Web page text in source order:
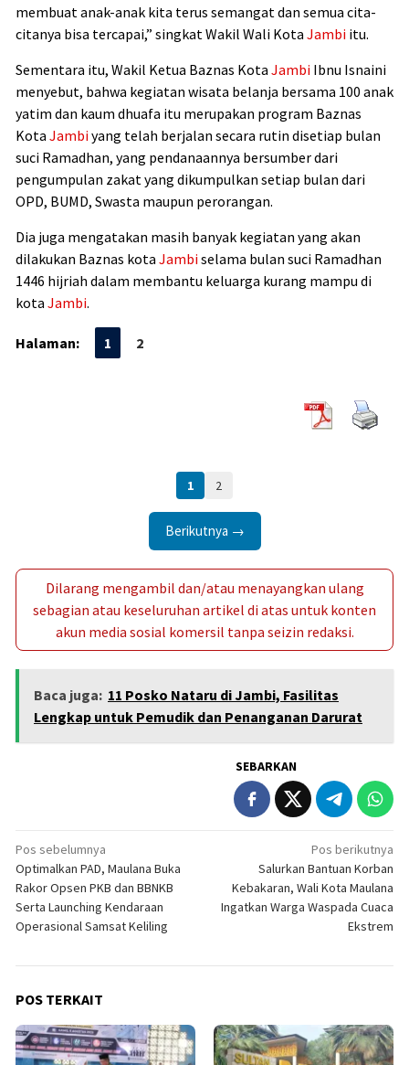
membuat anak-anak kita terus semangat dan semua cita-
citanya bisa tercapai,” singkat Wakil Wali Kota Jambi itu.
Sementara itu, Wakil Ketua Baznas Kota Jambi Ibnu Isnaini
menyebut, bahwa kegiatan wisata belanja bersama 100 anak
yatim dan kaum dhuafa itu merupakan program Baznas
Kota Jambiyang telah berjalan secara rutin disetiap bulan
suci Ramadhan, yang pendanaannya bersumber dari
pengumpulan zakat yang dikumpulkan setiap bulan dari
OPD, BUMD, Swasta maupun perorangan.
Dia juga mengatakan masih banyak kegiatan yang akan
dilakukan Baznas kota Jambiselama bulan suci Ramadhan
1446 hijriah dalam membantu keluarga kurang mampu di
kota Jambi.
Halaman: 1 2
1 2
Berikutnya →
Dilarang mengambil dan/atau menayangkan ulang
sebagian atau keseluruhan artikel di atas untuk konten
akun media sosial komersil tanpa seizin redaksi.
Baca juga: 11 Posko Nataru di Jambi, Fasilitas
Lengkap untuk Pemudik dan Penanganan Darurat
SEBARKAN
Navigasi
pos
Pos sebelumnya
Optimalkan PAD, Maulana Buka
Rakor Opsen PKB dan BBNKB
Serta Launching Kendaraan
Operasional Samsat Keliling
Pos berikutnya
Salurkan Bantuan Korban
Kebakaran, Wali Kota Maulana
Ingatkan Warga Waspada Cuaca
Ekstrem
POS TERKAIT